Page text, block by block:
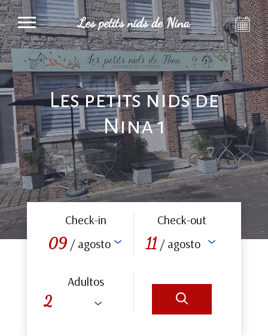
Les petits nids de Nina
Les petits nids de
Nina 1
Check-in
09 / agosto
Check-out
11 / agosto
Adultos